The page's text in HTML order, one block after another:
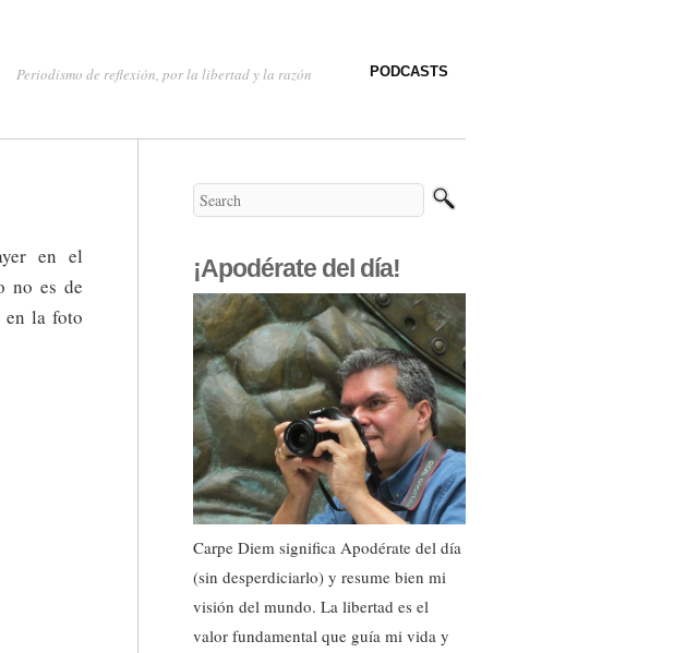
Periodismo de reflexión, por la libertad y la razón PODCASTS
en el
no es de
en la foto
¡Apodérate del día!
Carpe Diem significa Apodérate del día
(sin desperdiciarlo) y resume bien mi
visión del mundo. La libertad es el
valor fundamental que guía mi vida y